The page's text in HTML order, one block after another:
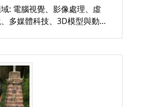
: 電腦視覺、影像處理、虛
多媒體科技、3D模型與動